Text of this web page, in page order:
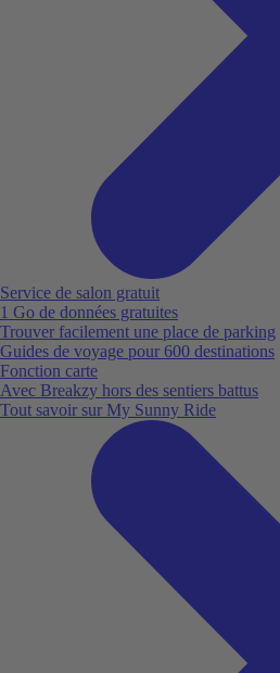
Service de salon gratuit
1 Go de données gratuites
Trouver facilement une place de parking
Guides de voyage pour 600 destinations
Fonction carte
Avec Breakzy hors des sentiers battus
Tout savoir sur My Sunny Ride